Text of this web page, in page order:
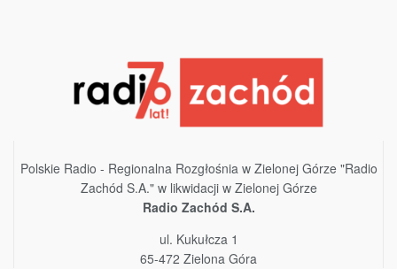
Polskie Radio - Regionalna Rozgłośnia w Zielonej Górze "Radio
Zachód S.A." w likwidacji w Zielonej Górze
Radio Zachód S.A.
ul. Kukułcza 1
65-472 Zielona Góra